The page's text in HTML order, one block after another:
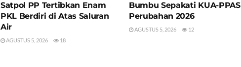
Satpol PP Tertibkan Enam
PKL Berdiri di Atas Saluran
Air
AGUSTUS 5, 2026 18
Bumbu Sepakati KUA-PPAS
Perubahan 2026
AGUSTUS 5, 2026 12